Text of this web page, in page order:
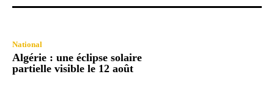
National
Algérie : une éclipse solaire
partielle visible le 12 août